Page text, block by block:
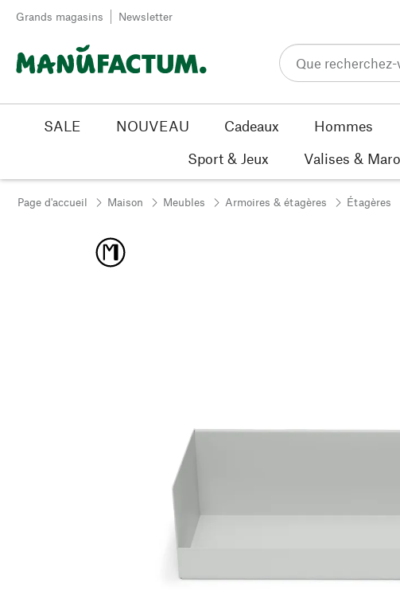
Passer au contenu
Grands magasins Newsletter
SALE NOUVEAU Cadeaux Hommes
Sport & Jeux
Valises &
Page d'accueil Maison Meubles Armoires & étagères Étagères